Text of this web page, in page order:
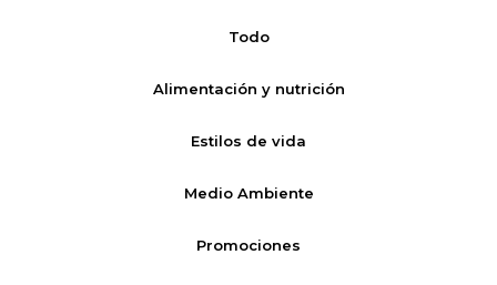
Todo
Alimentación y nutrición
Estilos de vida
Medio Ambiente
Promociones